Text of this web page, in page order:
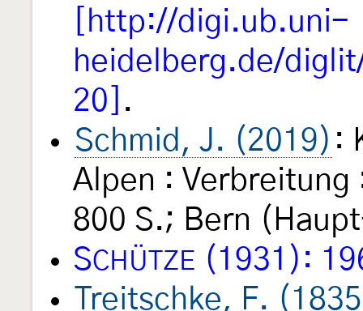
[http://digi.ub.uni-
heidelberg.de/
20] .
Schmid, J. (2019) :
Alpen :
800 S.; Bern
SCHÜTZE (1931):
Treitschke, F.